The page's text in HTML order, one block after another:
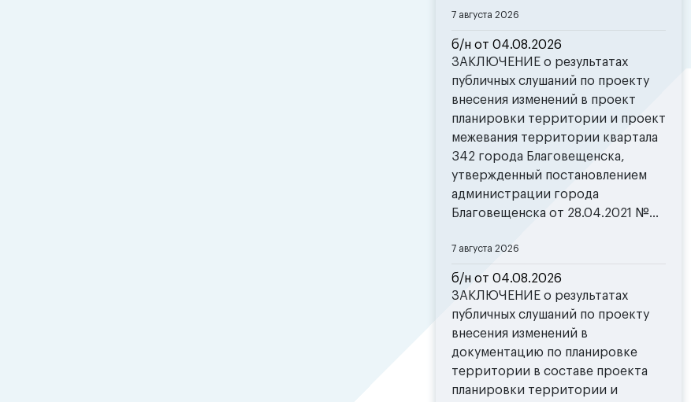
7 августа 2026
б/н от 04.08.2026
ЗАКЛЮЧЕНИЕ о результатах
публичных слушаний по проекту
внесения изменений в проект
планировки территории и проект
межевания территории квартала
342 города Благовещенска,
утвержденный постановлением
администрации города
Благовещенска от 28.04.2021 №...
7 августа 2026
б/н от 04.08.2026
ЗАКЛЮЧЕНИЕ о результатах
публичных слушаний по проекту
внесения изменений в
документацию по планировке
территории в составе проекта
планировки территории и